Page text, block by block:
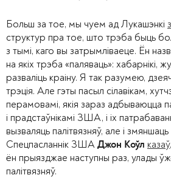
Больш за тое, мы чуем ад Лукашэнкі
структур пра тое, што трэба быць
з тымі, каго вы затрымліваеце. Ён
на якіх трэба «паляваць»: хабарнікі,
разваліць краіну. Я так разумею,
трэція. Але гэты пасыл сілавікам,
перамовамі, якія зараз адбываюцца
і прадстаўнікамі ЗША, і іх
вызваляць палітвязняў, але і змяншаць
Спецпасланнік ЗША Джон Коўл казаў
ён прыязджае наступны раз, улады
палітвязняў.